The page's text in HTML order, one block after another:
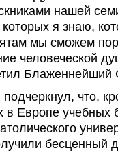
нашей
которых я знаю,
мы сможем
человеческой
Блаженнейший
что,
Европе учебных
бесценный